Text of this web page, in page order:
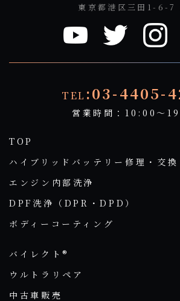
東京都港区三田1-6-7
TEL :03-4405-
営業時間：10:00～
TOP
ハイブリッドバッテリー修理・交換
エンジン内部洗浄
DPF洗浄（DPR・DPD）
ボディーコーティング
バイレクト®
ウルトラリペア
中古車販売